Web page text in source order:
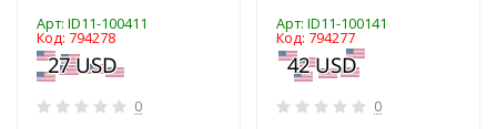
Арт: ID11-100411
Код: 794278
0
Арт: ID11-100141
Код: 794277
0